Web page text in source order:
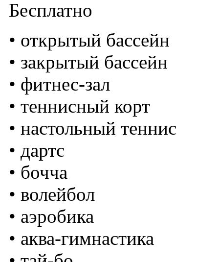
Бесплатно
• открытый бассейн
• закрытый бассейн
• фитнес-зал
• теннисный корт
• настольный теннис
• дартс
• бочча
• волейбол
• аэробика
• аква-гимнастика